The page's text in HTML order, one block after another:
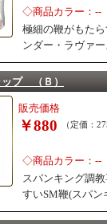
◇商品カラー：--
極細の鞭がもた
ンダー・ラヴァ
プ （Ｂ）
販売価格
￥880 （定価：
◇商品カラー：--
スパンキング調
すいSM鞭(スパ